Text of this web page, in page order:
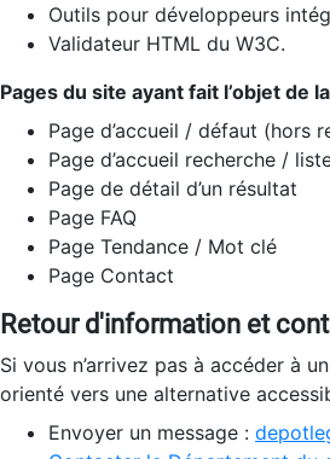
Outils pour développeurs
Validateur HTML du W3C.
Pages du site ayant fait l’objet de
Page d’accueil / défaut (hors
Page d’accueil recherche /
Page de détail d’un résultat
Page FAQ
Page Tendance / Mot clé
Page Contact
Retour d'information et
Si vous n’arrivez pas à accéder à
orienté vers une alternative
Envoyer un message :